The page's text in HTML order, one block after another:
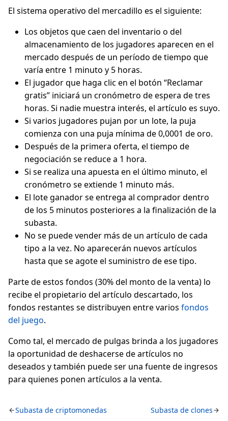
El sistema operativo del mercadillo es el siguiente:
Los objetos que caen del inventario o del
almacenamiento de los jugadores aparecen en el
mercado después de un período de tiempo que
varía entre 1 minuto y 5 horas.
El jugador que haga clic en el botón “Reclamar
gratis” iniciará un cronómetro de espera de tres
horas. Si nadie muestra interés, el artículo es suyo.
Si varios jugadores pujan por un lote, la puja
comienza con una puja mínima de 0,0001 de oro.
Después de la primera oferta, el tiempo de
negociación se reduce a 1 hora.
Si se realiza una apuesta en el último minuto, el
cronómetro se extiende 1 minuto más.
El lote ganador se entrega al comprador dentro
de los 5 minutos posteriores a la finalización de la
subasta.
No se puede vender más de un artículo de cada
tipo a la vez. No aparecerán nuevos artículos
hasta que se agote el suministro de ese tipo.
Parte de estos fondos (30% del monto de la venta) lo
recibe el propietario del artículo descartado, los
fondos restantes se distribuyen entre varios fondos
del juego.
Como tal, el mercado de pulgas brinda a los jugadores
la oportunidad de deshacerse de artículos no
deseados y también puede ser una fuente de ingresos
para quienes ponen artículos a la venta.
Subasta de criptomonedas Subasta de clones